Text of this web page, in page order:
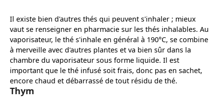
Il existe bien d'autres thés qui peuvent s'inhaler ; mieux
vaut se renseigner en pharmacie sur les thés inhalables. Au
vaporisateur, le thé s'inhale en général à 190°C, se combine
à merveille avec d'autres plantes et va bien sûr dans la
chambre du vaporisateur sous forme liquide. Il est
important que le thé infusé soit frais, donc pas en sachet,
encore chaud et débarrassé de tout résidu de thé.
Thym